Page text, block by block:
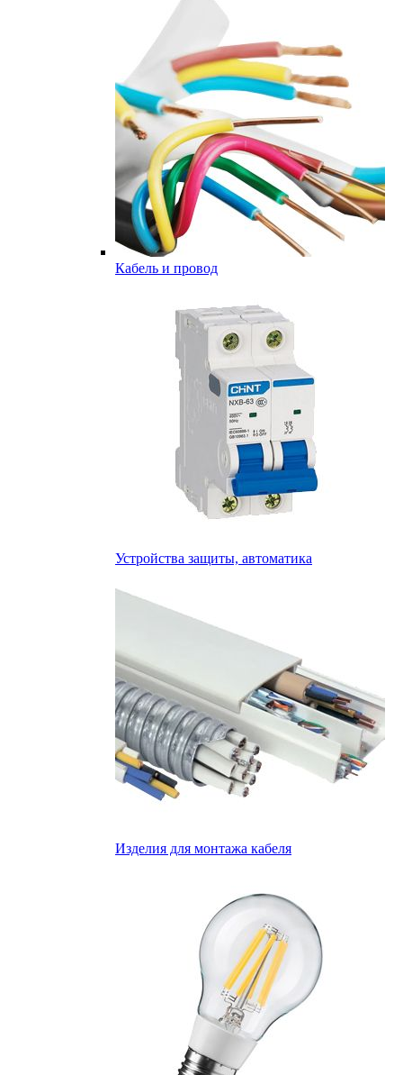
Кабель и провод
Устройства защиты, автоматика
Изделия для монтажа кабеля